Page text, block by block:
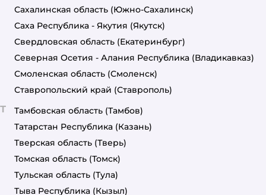
Сахалинская область (Южно-Сахалинск)
Саха Республика - Якутия (Якутск)
Свердловская область (Екатеринбург)
Северная Осетия - Алания Республика (Владикавказ)
Смоленская область (Смоленск)
Ставропольский край (Ставрополь)
Т Тамбовская область (Тамбов)
Татарстан Республика (Казань)
Тверская область (Тверь)
Томская область (Томск)
Тульская область (Тула)
Тыва Республика (Кызыл)